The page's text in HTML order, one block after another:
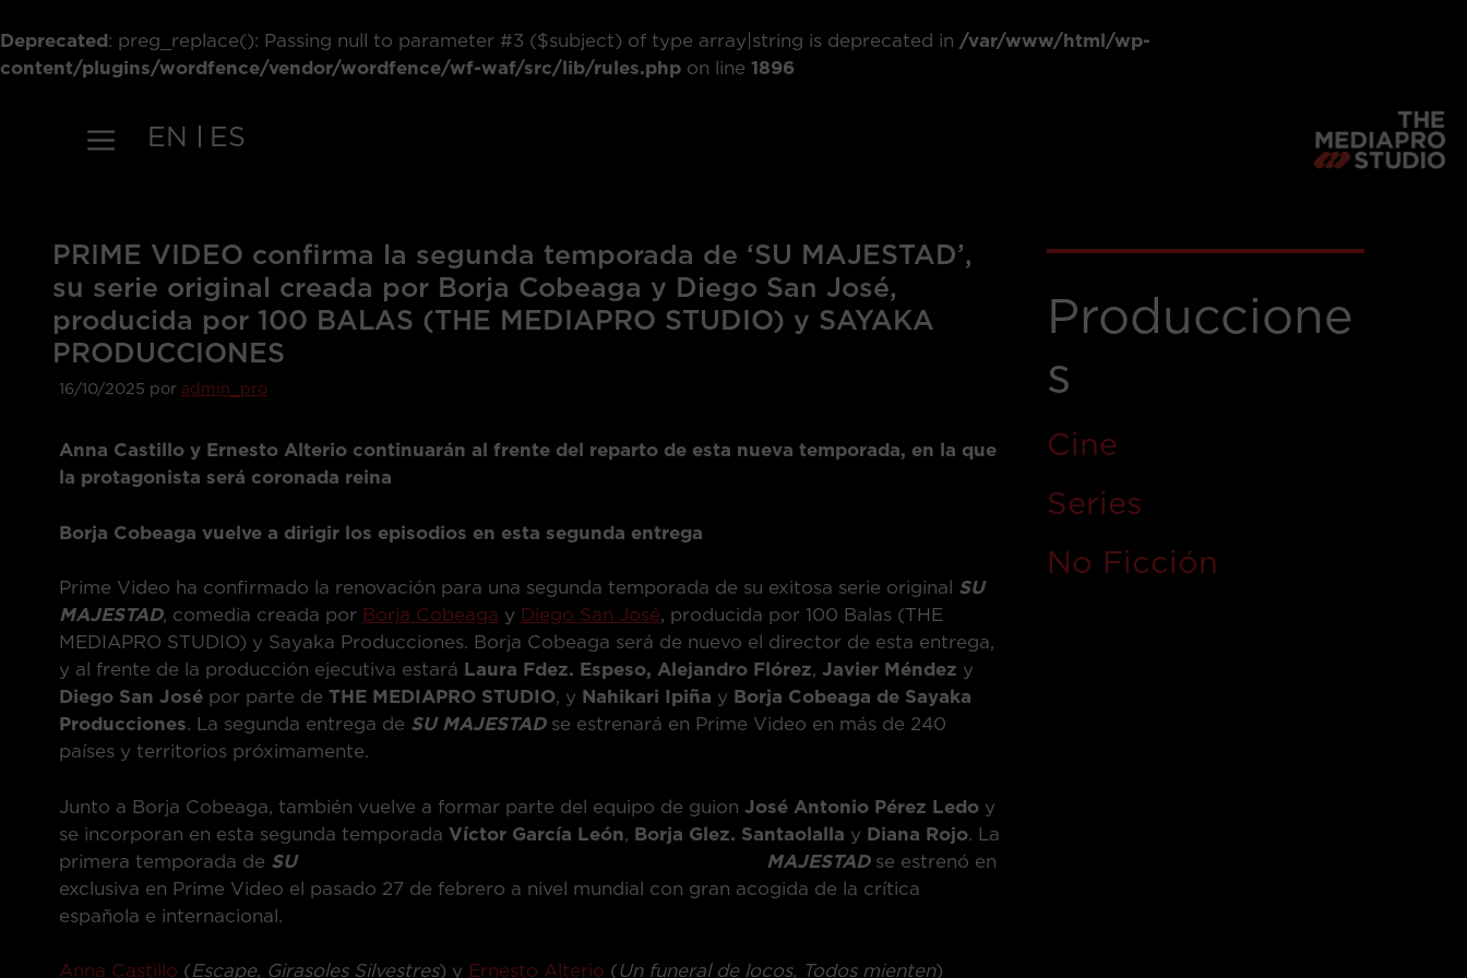
Deprecated: preg_replace(): Passing null to parameter #3 ($subject) of type array|string is deprecated in /var/www/html/wp-
content/plugins/wordfence/vendor/wordfence/wf-waf/src/lib/rules.php on line 1896
contenido
EN ES
PRIME VIDEO confirma la segunda temporada de ‘SU MAJESTAD’,
su serie original creada por Borja Cobeaga y Diego San José,
producida por 100 BALAS (THE MEDIAPRO STUDIO) y SAYAKA
PRODUCCIONES
16/10/2025 por admin_pro
Anna Castillo y Ernesto Alterio continuarán al frente del reparto de esta nueva temporada, en la que
la protagonista será coronada reina
Borja Cobeaga vuelve a dirigir los episodios en esta segunda entrega
Prime Video ha confirmado la renovación para una segunda temporada de su exitosa serie original SU
MAJESTAD, comedia creada por Borja Cobeaga y Diego San José, producida por 100 Balas (THE
MEDIAPRO STUDIO) y Sayaka Producciones. Borja Cobeaga será de nuevo el director de esta entrega,
y al frente de la producción ejecutiva estará Laura Fdez. Espeso, Alejandro Flórez, Javier Méndez y
Diego San Josépor parte de THE MEDIAPRO STUDIO, y Nahikari Ipiña y Borja Cobeaga de Sayaka
Producciones. La segunda entrega de SU MAJESTADse estrenará en Prime Video en más de 240
países y territorios próximamente.
Junto a Borja Cobeaga, también vuelve a formar parte del equipo de guion José Antonio Pérez Ledoy
se incorporan en esta segunda temporada Víctor García León, Borja Glez. Santaolalla y Diana Rojo. La
primera temporada de SU MAJESTADse estrenó en
exclusiva en Prime Video el pasado 27 de febrero a nivel mundial con gran acogida de la crítica
española e internacional.
Anna Castillo (Escape, Girasoles Silvestres) y Ernesto Alterio (Un funeral de locos, Todos mienten)
Produccione
s
Cine
Series
No Ficción